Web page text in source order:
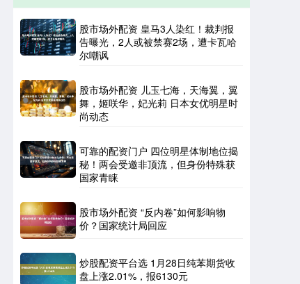
股市场外配资 皇马3人染红！裁判报
告曝光，2人或被禁赛2场，遭卡瓦哈
尔嘲讽
股市场外配资 儿玉七海，天海翼，翼
舞，姬咲华，妃光莉 日本女优明星时
尚动态
可靠的配资门户 四位明星体制地位揭
秘！两会受邀非顶流，但身份特殊获
国家青睐
股市场外配资 “反内卷”如何影响物
价？国家统计局回应
炒股配资平台选 1月28日纯苯期货收
盘上涨2.01%，报6130元